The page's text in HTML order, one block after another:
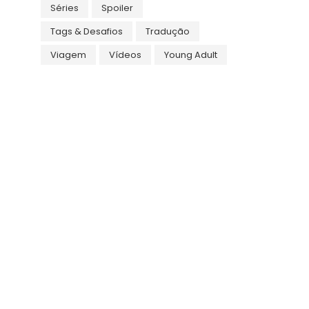
Séries
Spoiler
Tags & Desafios
Tradução
Viagem
Vídeos Young Adult